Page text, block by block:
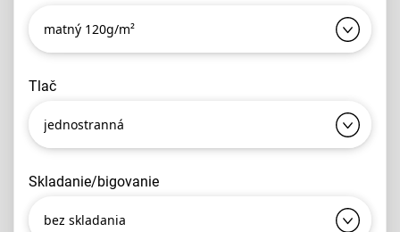
matný 120g/m²
tlač
jednostranná
skladanie/bigovanie
bez skladania